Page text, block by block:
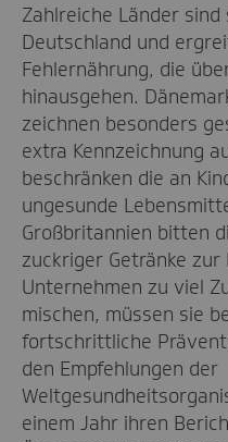
Zahlreiche Länder
Deutschland und
Fehlernährung, die
hinausgehen.
zeichnen besonders
extra Kennzeichnung
beschränken die an
ungesunde
Großbritannien bitten
zuckriger Getränke zur
Unternehmen zu viel
mischen, müssen sie
fortschrittliche
den Empfehlungen der
einem Jahr ihren